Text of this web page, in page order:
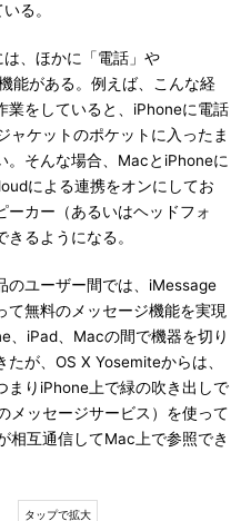
る。
、ほかに「電話」や
能がある。例えば、こんな経
業をしていると、iPhoneに電話
ャケットのポケットに入ったま
。そんな場合、MacとiPhoneに
による連携をオンにしてお
カー（あるいはヘッドフォ
るようになる。
ユーザー間では、iMessage
て無料のメッセージ機能を実現
、iPad、Macの間で機器を切り
が、OS X Yosemiteからは、
まりiPhone上で緑の吹き出しで
メッセージサービス）を使って
相互通信してMac上で参照でき